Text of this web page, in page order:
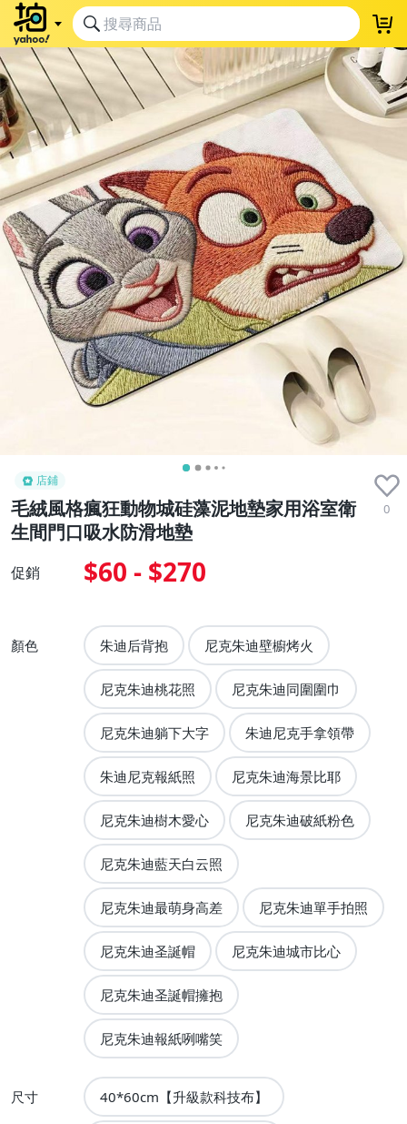
店鋪
毛絨風格瘋狂動物城硅藻泥地墊家用浴室衛
生間門口吸水防滑地墊
0
促銷 $60 - $270
顏色 朱迪后背抱 尼克朱迪壁櫥烤火
尼克朱迪桃花照 尼克朱迪同圍圍巾
尼克朱迪躺下大字 朱迪尼克手拿領帶
朱迪尼克報紙照 尼克朱迪海景比耶
尼克朱迪樹木愛心 尼克朱迪破紙粉色
尼克朱迪藍天白云照
尼克朱迪最萌身高差 尼克朱迪單手拍照
尼克朱迪圣誕帽 尼克朱迪城市比心
尼克朱迪圣誕帽擁抱
尼克朱迪報紙咧嘴笑
尺寸 40*60cm【升級款科技布】